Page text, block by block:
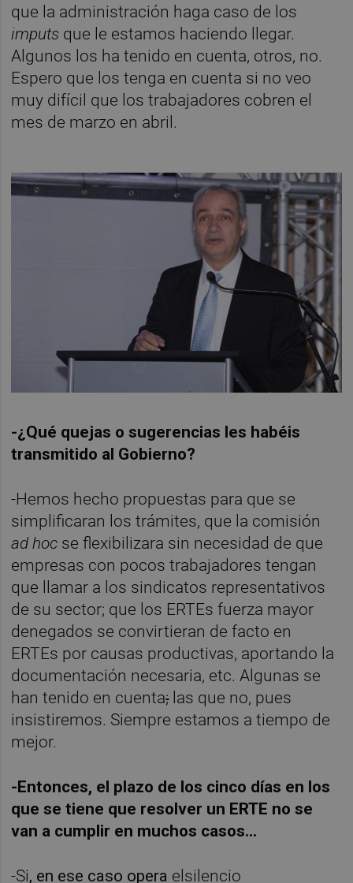
que la administración haga caso de los
imputs que le estamos haciendo llegar.
Algunos los ha tenido en cuenta, otros, no.
Espero que los tenga en cuenta si no veo
muy difícil que los trabajadores cobren el
mes de marzo en abril.
-¿Qué quejas o sugerencias les habéis
transmitido al Gobierno?
-Hemos hecho propuestas para que se
simplificaran los trámites, que la comisión
ad hoc se flexibilizara sin necesidad de que
empresas con pocos trabajadores tengan
que llamar a los sindicatos representativos
de su sector; que los ERTEs fuerza mayor
denegados se convirtieran de facto en
ERTEs por causas productivas, aportando la
documentación necesaria, etc. Algunas se
han tenido en cuenta;las que no, pues
insistiremos. Siempre estamos a tiempo de
mejor.
-Entonces, el plazo de los cinco días en los
que se tiene que resolver un ERTE no se
van a cumplir en muchos casos…
-Si, en ese caso opera elsilencio